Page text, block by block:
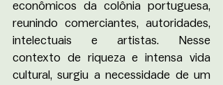
econômicos da colônia portuguesa,
reunindo comerciantes, autoridades,
intelectuais e artistas. Nesse
contexto de riqueza e intensa vida
cultural, surgiu a necessidade de um